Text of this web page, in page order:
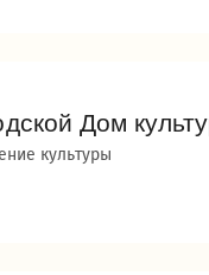
Дом
культуры